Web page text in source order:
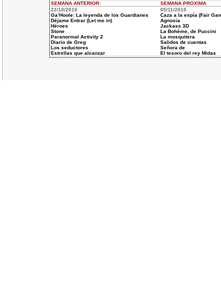
SEMANA ANTERIOR: SEMANA PROXIMA
22/10/2010
Ga’Hoole: La leyenda de los Guardianes
Déjame Entrar (Let me in)
Héroes
Stone
Paranormal Activity 2
Diario de Greg
Los seductores
Estrellas que alcanzar
05/11/2010
Caza a la espía (Fair
Agnosia
Jackass 3D
La Bohème, de Puccini
La mosquitera
Salidos de cuentas
Señora de
El tesoro del rey Midas